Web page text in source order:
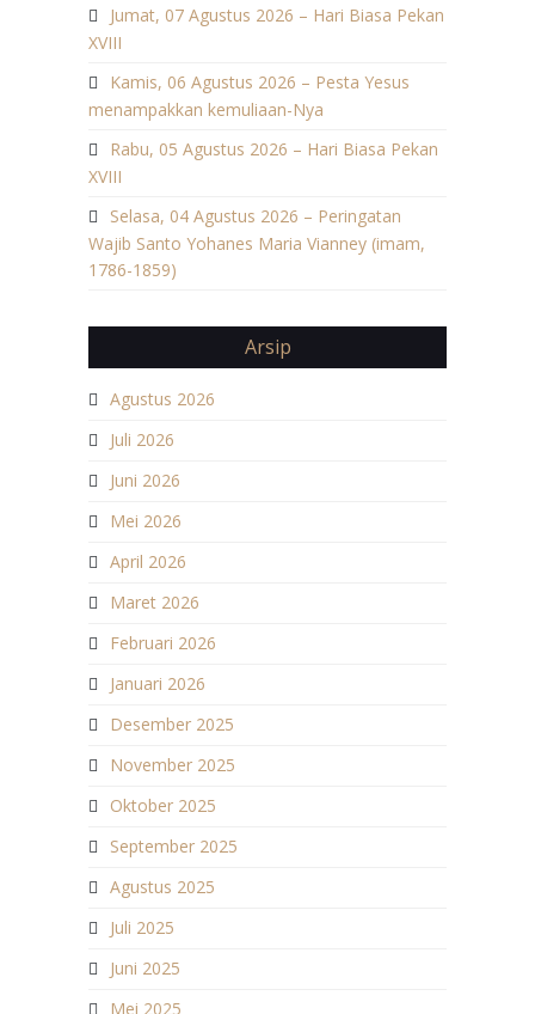
Jumat, 07 Agustus 2026 – Hari Biasa Pekan
XVIII
Kamis, 06 Agustus 2026 – Pesta Yesus
menampakkan kemuliaan-Nya
Rabu, 05 Agustus 2026 – Hari Biasa Pekan
XVIII
Selasa, 04 Agustus 2026 – Peringatan
Wajib Santo Yohanes Maria Vianney (imam,
1786-1859)
Arsip
Agustus 2026
Juli 2026
Juni 2026
Mei 2026
April 2026
Maret 2026
Februari 2026
Januari 2026
Desember 2025
November 2025
Oktober 2025
September 2025
Agustus 2025
Juli 2025
Juni 2025
Mei 2025